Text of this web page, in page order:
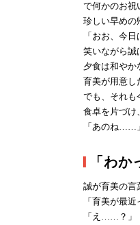
で何かのお祝
珍しい早めの
「おお、今
笑いながら誠
夕食は和やか
育美が用意し
でも、それも
食卓を片づけ
「あのね……」
「わ
誠が育美の言
「育美が最
「え……？」